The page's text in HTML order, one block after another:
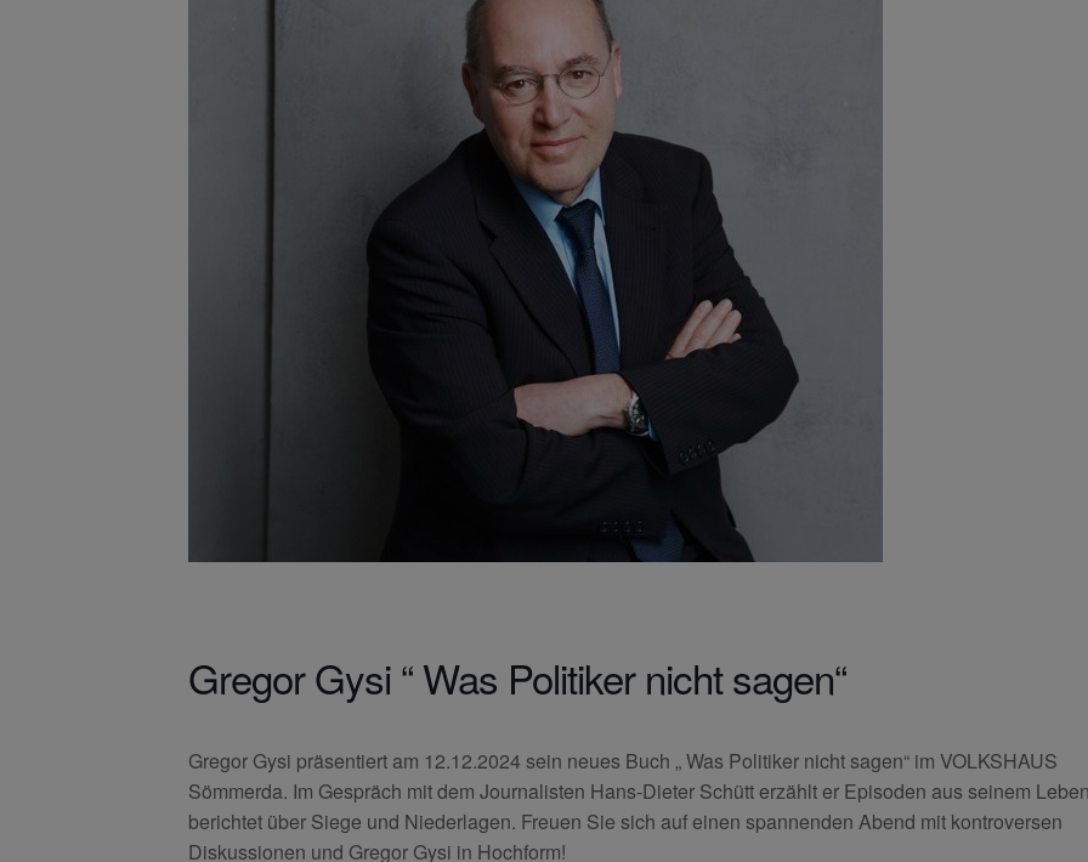
Gregor Gysi “ Was Politiker nicht sagen“
Gregor Gysi präsentiert am 12.12.2024 sein neues Buch „ Was Politiker nicht sagen“ im VOLKSHAUS
Sömmerda. Im Gespräch mit dem Journalisten Hans-Dieter Schütt erzählt er Episoden aus seinem
berichtet über Siege und Niederlagen. Freuen Sie sich auf einen spannenden Abend mit kontroversen
Diskussionen und Gregor Gysi in Hochform!